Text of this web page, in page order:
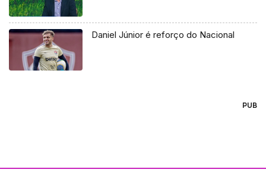
Daniel Júnior é reforço do Nacional
PUB